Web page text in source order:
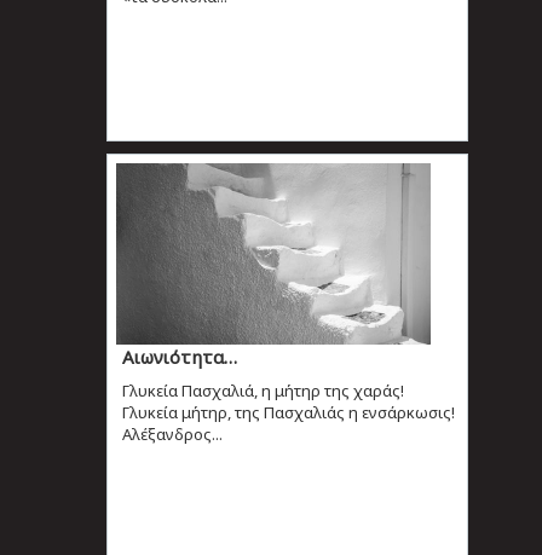
Αιωνιότητα…
Γλυκεία Πασχαλιά, η μήτηρ της χαράς!
Γλυκεία μήτηρ, της Πασχαλιάς η ενσάρκωσις!
Αλέξανδρος...